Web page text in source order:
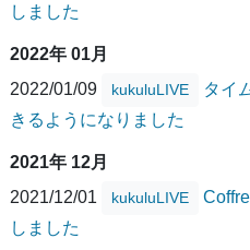
しました
2022年 01月
2022/01/09
kukuluLIVE
タイ
きるようになりました
2021年 12月
2021/12/01
kukuluLIVE
しました